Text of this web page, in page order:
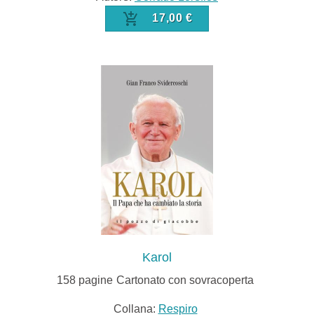
17,00 €
Karol
158 pagine Cartonato con sovracoperta
Collana: Respiro